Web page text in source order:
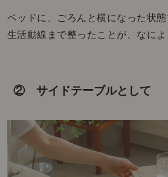
ベッドに、ごろんと横になった状態
生活動線まで整ったことが、なによ
② サイドテーブルとして